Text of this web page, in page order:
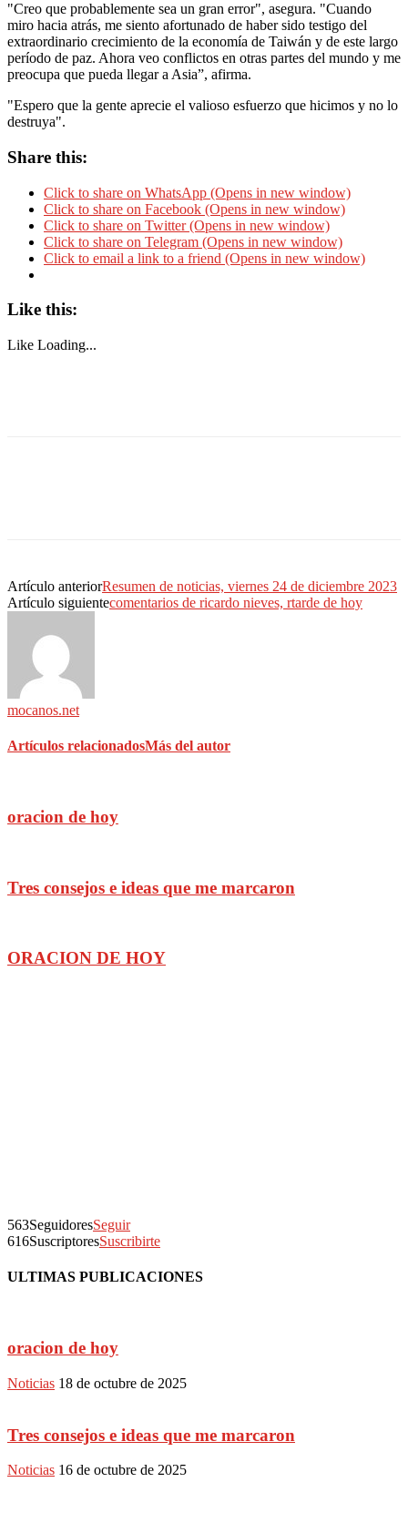
"Creo que probablemente sea un gran error", asegura. "Cuando
miro hacia atrás, me siento afortunado de haber sido testigo del
extraordinario crecimiento de la economía de Taiwán y de este largo
período de paz. Ahora veo conflictos en otras partes del mundo y me
preocupa que pueda llegar a Asia”, afirma.
"Espero que la gente aprecie el valioso esfuerzo que hicimos y no lo
destruya".
Share this:
Click to share on WhatsApp (Opens in new window)
Click to share on Facebook (Opens in new window)
Click to share on Twitter (Opens in new window)
Click to share on Telegram (Opens in new window)
Click to email a link to a friend (Opens in new window)
Like this:
Like Loading...
Artículo anteriorResumen de noticias, viernes 24 de diciembre 2023
Artículo siguientecomentarios de ricardo nieves, rtarde de hoy
mocanos.net
Artículos relacionadosMás del autor
oracion de hoy
Tres consejos e ideas que me marcaron
ORACION DE HOY
563SeguidoresSeguir
616SuscriptoresSuscribirte
ULTIMAS PUBLICACIONES
oracion de hoy
Noticias 18 de octubre de 2025
Tres consejos e ideas que me marcaron
Noticias 16 de octubre de 2025